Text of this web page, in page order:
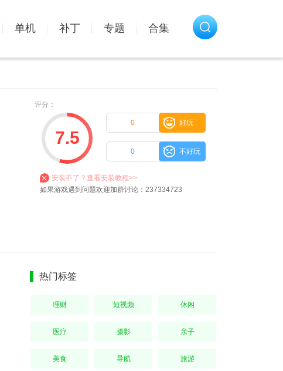
单机 补丁 专题 合集
评分：
7.5
好玩
0
不好玩
0
安装不了？查看安装教程>>
如果游戏遇到问题欢迎加群讨论：237334723
热门标签
理财 短视频 休闲
医疗 摄影 亲子
美食 导航 旅游